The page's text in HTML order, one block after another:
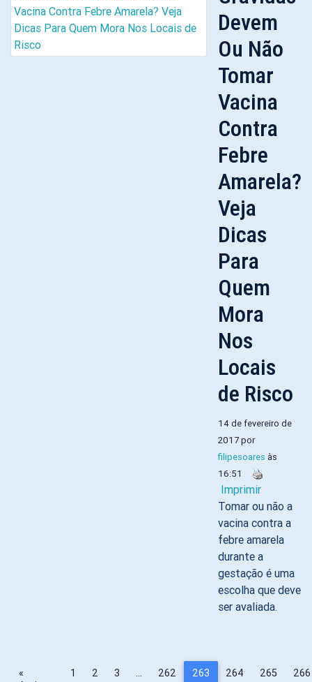
Devem
Ou Não
Tomar
Vacina
Contra
Febre
Amarela?
Veja
Dicas
Para
Quem
Mora
Nos
Locais
de Risco
14 de fevereiro de
2017 por
filipesoares às
16:51
Imprimir
Tomar ou não a
vacina contra a
febre amarela
durante a
gestação é uma
escolha que deve
ser avaliada.
«
1 2 3 … 262 263 264 265 266